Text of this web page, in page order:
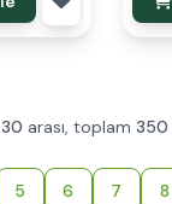
30 arası, toplam 350
5 6 7 8